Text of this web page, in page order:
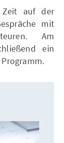
Zeit auf der
mit
Am
ein